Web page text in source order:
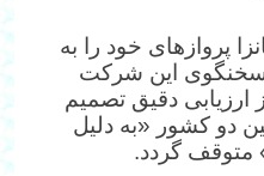
پروازهای خود را به
سخنگوی این شرکت
ارزیابی دقیق تصمیم
دو کشور «به‌ دلیل
متوقف گردد.